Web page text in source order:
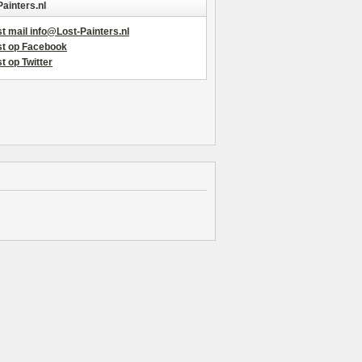
mail info@Lost-Painters.nl
op Facebook
op Twitter